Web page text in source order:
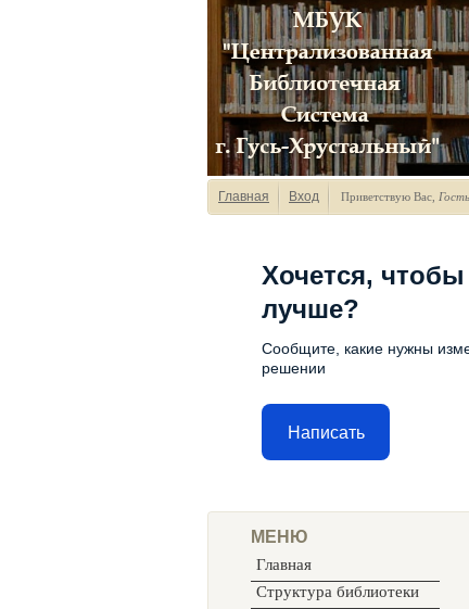
Главная Вход Приветствую Вас Гость
Хочется,
лучше?
Сообщите, какие нужны
решении
Написать
МЕНЮ
Главная
Структура библиотеки